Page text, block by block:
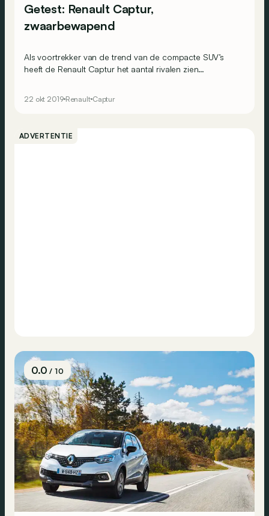
Getest: Renault Captur,
zwaarbewapend
Als voortrekker van de trend van de compacte SUV’s
heeft de Renault Captur het aantal rivalen zien
om de leiding te behouden?
22 okt 2019 Renault Captur
ADVERTENTIE
0.0/ 10